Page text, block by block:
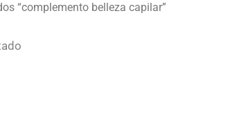
“complemento belleza capilar”